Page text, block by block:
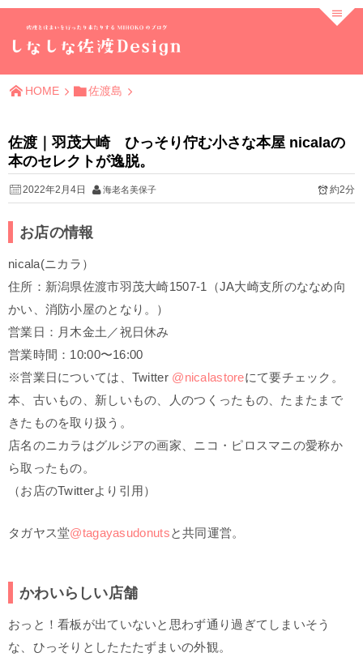
HOME 佐渡島
佐渡｜羽茂大崎 ひっそり佇む小さな本屋 nicalaの
本のセレクトが逸脱。
2022年2月4日 海老名美保子 約2分
お店の情報
nicala(ニカラ）
住所：新潟県佐渡市羽茂大崎1507-1（JA大崎支所のななめ向
かい、消防小屋のとなり。）
営業日：月木金土／祝日休み
営業時間：10:00〜16:00
※営業日については、Twitter @nicalastoreにて要チェック。
本、古いもの、新しいもの、人のつくったもの、たまたまで
きたものを取り扱う。
店名のニカラはグルジアの画家、ニコ・ピロスマニの愛称か
ら取ったもの。
（お店のTwitterより引用）
タガヤス堂@tagayasudonutsと共同運営。
かわいらしい店舗
おっと！看板が出ていないと思わず通り過ぎてしまいそう
な、ひっそりとしたたたずまいの外観。